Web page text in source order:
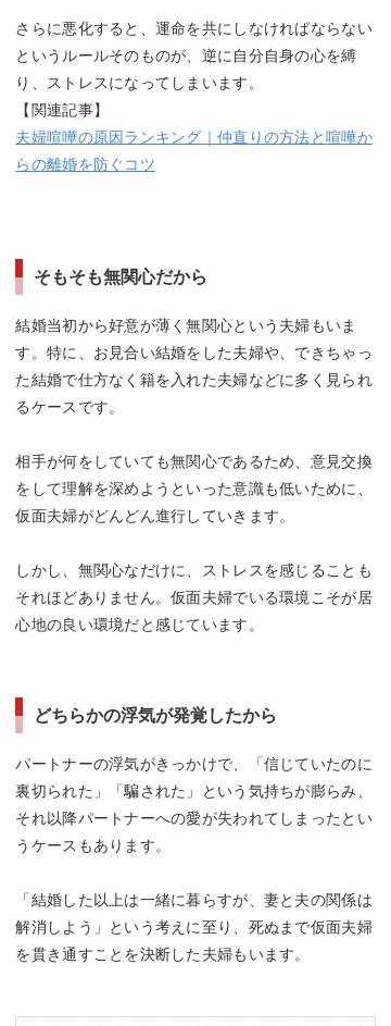
さらに悪化すると、運命を共にしなければならない
というルールそのものが、逆に自分自身の心を縛
り、ストレスになってしまいます。
【関連記事】
夫婦喧嘩の原因ランキング｜仲直りの方法と喧嘩か
らの離婚を防ぐコツ
そもそも無関心だから
結婚当初から好意が薄く無関心という夫婦もいま
す。特に、お見合い結婚をした夫婦や、できちゃっ
た結婚で仕方なく籍を入れた夫婦などに多く見られ
るケースです。
相手が何をしていても無関心であるため、意見交換
をして理解を深めようといった意識も低いために、
仮面夫婦がどんどん進行していきます。
しかし、無関心なだけに、ストレスを感じることも
それほどありません。仮面夫婦でいる環境こそが居
心地の良い環境だと感じています。
どちらかの浮気が発覚したから
パートナーの浮気がきっかけで、「信じていたのに
裏切られた」「騙された」という気持ちが膨らみ、
それ以降パートナーへの愛が失われてしまったとい
うケースもあります。
「結婚した以上は一緒に暮らすが、妻と夫の関係は
解消しよう」という考えに至り、死ぬまで仮面夫婦
を貫き通すことを決断した夫婦もいます。